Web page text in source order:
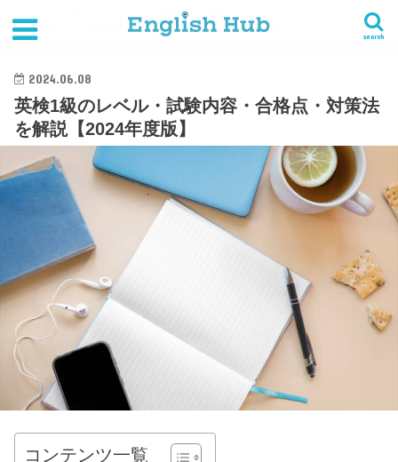
search
英検 ー 級別の試験内容と対策法 ー
英検1級のレベル・試験内容・合格点・対策法を解説【2024年度版】
2024.06.08
英検1級のレベル・試験内容・合格点・対策法
を解説【2024年度版】
コンテンツ一覧